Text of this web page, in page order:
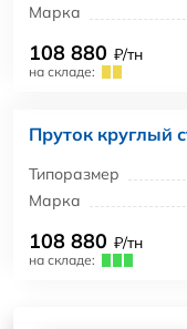
Марка
108 880 ₽/тн
на складе:
Пруток круглый
Типоразмер
Марка
108 880 ₽/тн
на складе: